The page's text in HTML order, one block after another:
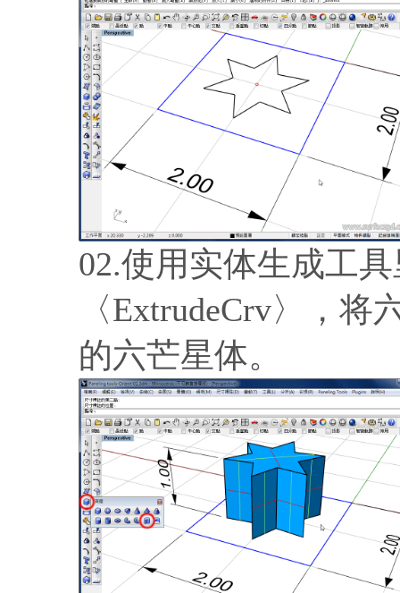
02.使用实体生成工
〈ExtrudeCrv〉，
的六芒星体。